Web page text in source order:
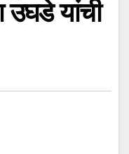
उघडे यांची